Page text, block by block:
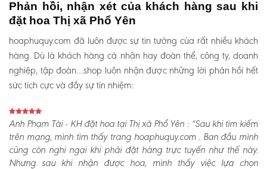
Phản hồi, nhận xét của khách hàng sau khi
đặt hoa Thị xã Phổ Yên
hoaphuquy.com đã luôn được sự tin tưởng của rất nhiều khách
hàng. Dù là khách hàng cá nhân hay đoàn thể, công ty, doanh
nghiệp, tập đoàn…shop luôn nhận được những lời phản hồi hết
sức tích cực và đầy sự tín nhiệm:
Anh Phạm Tài - KH đặt hoa tại Thị xã Phổ Yên :“Sau khi tìm kiếm
trên mạng, mình tìm thấy trang hoaphuquy.com . Ban đầu mình
cũng còn nghi ngại khi phải đặt hàng trực tuyến như thế này.
Nhưng sau khi nhận được hoa, mình thấy việc lựa chọn